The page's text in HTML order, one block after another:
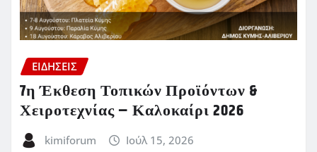
ΕΙΔΗΣΕΙΣ
7η Έκθεση Τοπικών Προϊόντων &
Χειροτεχνίας – Καλοκαίρι 2026
kimiforum Ιούλ 15, 2026